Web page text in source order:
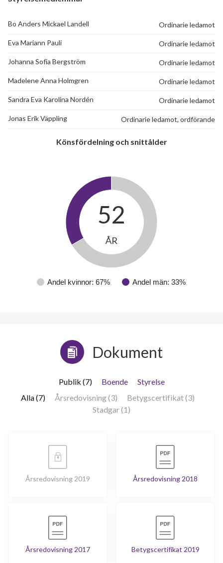
Bo Anders Mickael Landell Ordinarie ledamot
Eva Mariann Pauli Ordinarie ledamot
Johanna Sofia Bergström Ordinarie ledamot
Madelene Anna Holmgren Ordinarie ledamot
Sandra Eva Karolina Nordén Ordinarie ledamot
Jonas Erik Väppling Ordinarie ledamot, ordförande
Könsfördelning och snittålder
Andel kvinnor: 67% Andel män: 33%
52
ÅR
Dokument
Publik (7) Boende
Styrelse
Alla (7)
Årsredovisning (3)
Betygscertifikat (3)
Stadgar (1)
Årsredovisning 2019 Årsredovisning 2018
Årsredovisning 2017 Betygscertifikat 2019